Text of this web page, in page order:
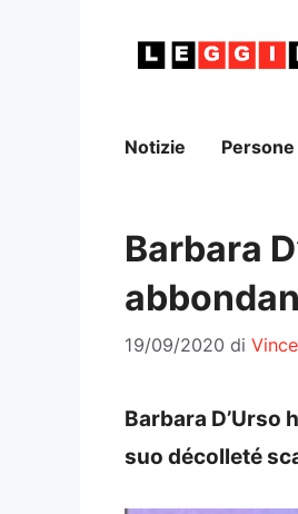
Notizie Persone
Barbara
19/09/2020 di
Barbara D’Urso
suo décolleté